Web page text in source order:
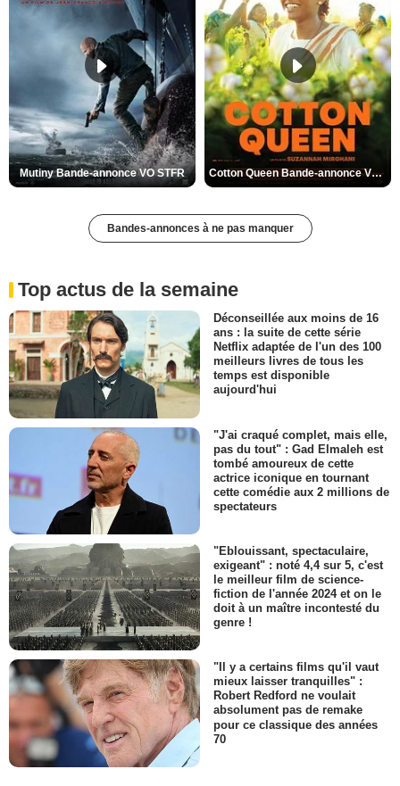
Mutiny Bande-annonce VO STFR Cotton Queen Bande-annonce VO STFR
Bandes-annonces à ne pas manquer
Top actus de la semaine
Déconseillée aux moins de 16
ans : la suite de cette série
Netflix adaptée de l'un des 100
meilleurs livres de tous les
temps est disponible
aujourd'hui
"J'ai craqué complet, mais elle,
pas du tout" : Gad Elmaleh est
tombé amoureux de cette
actrice iconique en tournant
cette comédie aux 2 millions de
spectateurs
"Eblouissant, spectaculaire,
exigeant" : noté 4,4 sur 5, c'est
le meilleur film de science-
fiction de l'année 2024 et on le
doit à un maître incontesté du
genre !
"Il y a certains films qu'il vaut
mieux laisser tranquilles" :
Robert Redford ne voulait
absolument pas de remake
pour ce classique des années
70